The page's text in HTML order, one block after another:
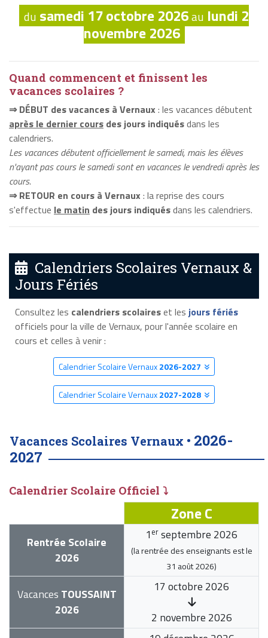
du samedi 17 octobre 2026au lundi 2
novembre 2026
Quand commencent et finissent les
vacances scolaires ?
⇒ DÉBUT des vacances à Vernaux : les vacances débutent
après le dernier cours des jours indiquésdans les
calendriers.
Les vacances débutent officiellement le samedi, mais les élèves
n'ayant pas cours le samedi sont en vacances le vendredi après les
cours.
⇒ RETOUR en cours à Vernaux : la reprise des cours
s'effectue le matin des jours indiquésdans les calendriers.
Calendriers Scolaires Vernaux &
Jours Fériés
Consultez les calendriers scolaireset les jours fériés
officiels pour la ville de Vernaux, pour l'année scolaire en
cours et celles à venir :
Calendrier Scolaire Vernaux2026-2027
Calendrier Scolaire Vernaux2027-2028
Vacances Scolaires Vernaux • 2026-
2027
Calendrier Scolaire Officiel ⤵
Zone C
Rentrée Scolaire
2026
1 er septembre 2026
(la rentrée des enseignants est le
31 août 2026)
Vacances TOUSSAINT
2026
17 octobre 2026
2 novembre 2026